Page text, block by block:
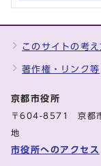
このサイトの考え
著作権・リンク等
京都市役所
〒604-8571 京都市
地
市役所へのアクセス